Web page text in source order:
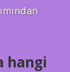
hangi